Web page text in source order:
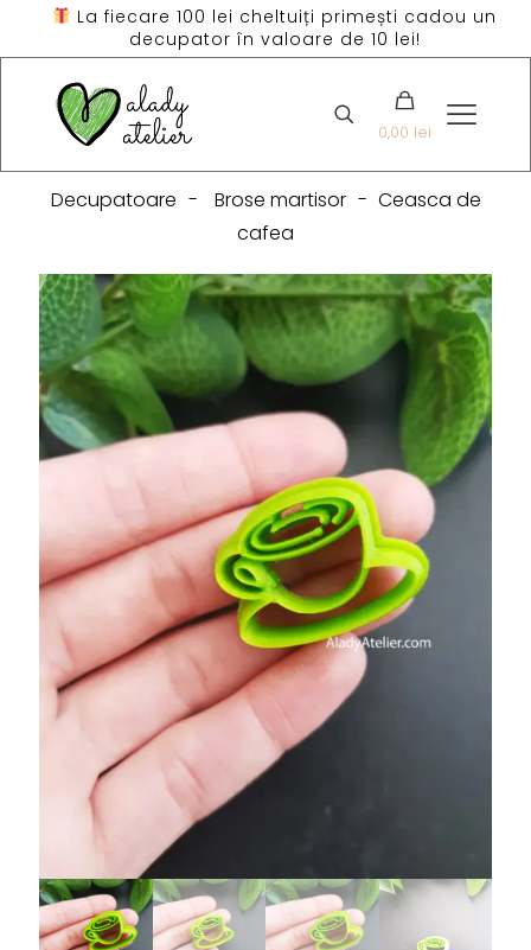
La fiecare 100 lei cheltuiți primești cadou un
decupator în valoare de 10 lei!
0,00 lei
Decupatoare - Brose martisor - Ceasca de
cafea